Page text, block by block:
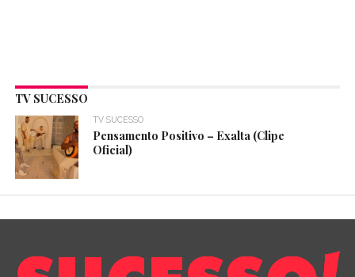
TV SUCESSO
TV SUCESSO
Pensamento Positivo – Exalta (Clipe
Oficial)